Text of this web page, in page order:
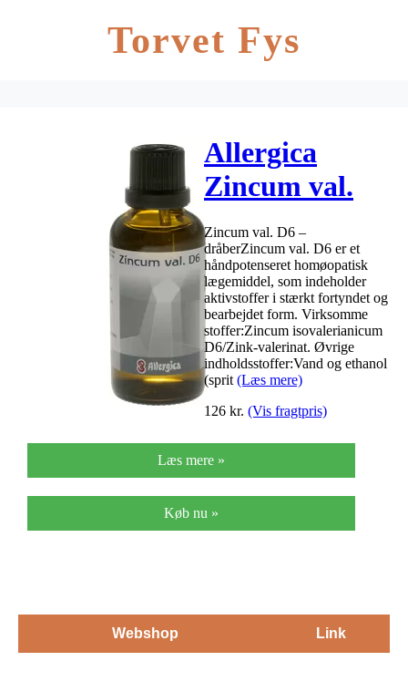
Torvet Fys
Allergica
Zincum val.
D6 – 50 ml
Zincum val. D6 –
dråberZincum val. D6 er et
håndpotenseret homøopatisk
lægemiddel, som indeholder
aktivstoffer i stærkt fortyndet og
bearbejdet form. Virksomme
stoffer:Zincum isovalerianicum
D6/Zink-valerinat. Øvrige
indholdsstoffer:Vand og ethanol
(sprit (Læs mere)
126 kr. (Vis fragtpris)
Læs mere »
Køb nu »
Webshop Link